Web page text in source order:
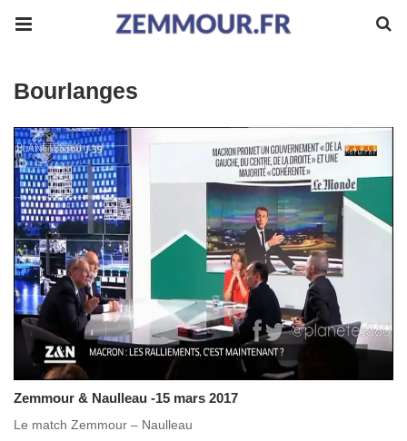
Bourlanges
Zemmour & Naulleau -15 mars 2017
Le match Zemmour – Naulleau